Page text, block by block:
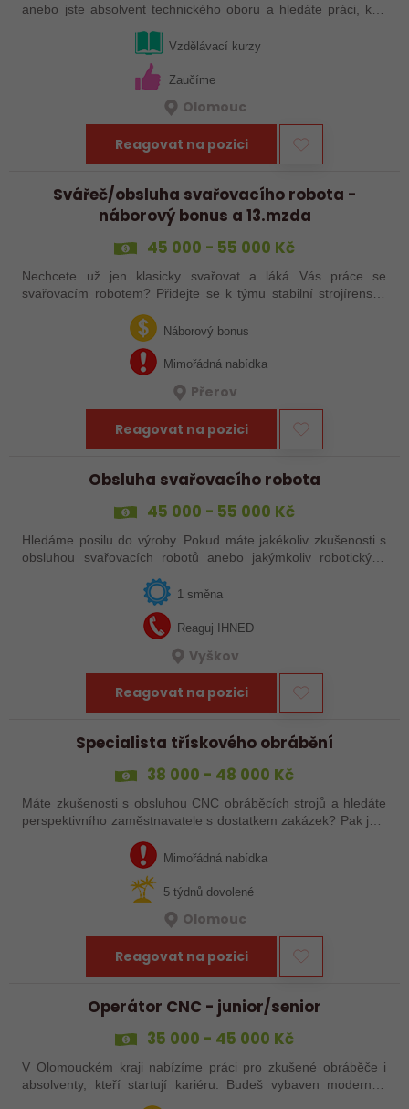
anebo jste absolvent technického oboru a hledáte práci, kde
řešení a práce přímo ve…Vzdělávací kurzy
Zaučíme
Olomouc
Reagovat na pozici
Svářeč/obsluha svařovacího robota -
náborový bonus a 13.mzda
45 000 - 55 000 Kč
Nechcete už jen klasicky svařovat a láká Vás práce se
svařovacím robotem? Přidejte se k týmu stabilní strojírenské
společnosti v Hranicích a využijte své zkušenosti se
svařováním v moderní výrobě.…
Náborový bonus
Mimořádná nabídka
Přerov
Reagovat na pozici
Obsluha svařovacího robota
45 000 - 55 000 Kč
Hledáme posilu do výroby. Pokud máte jakékoliv zkušenosti s
obsluhou svařovacích robotů anebo jakýmkoliv robotickým,
1 směna
Reaguj IHNED
Vyškov
Reagovat na pozici
Specialista třískového obrábění
38 000 - 48 000 Kč
Máte zkušenosti s obsluhou CNC obráběcích strojů a hledáte
perspektivního zaměstnavatele s dostatkem zakázek? Pak jste
na správném inzerátu nabídky práce a reagujte zasláním
Mimořádná nabídka
5 týdnů dovolené
Olomouc
Reagovat na pozici
Operátor CNC - junior/senior
35 000 - 45 000 Kč
V Olomouckém kraji nabízíme práci pro zkušené obráběče i
absolventy, kteří startují kariéru. Budeš vybaven moderním